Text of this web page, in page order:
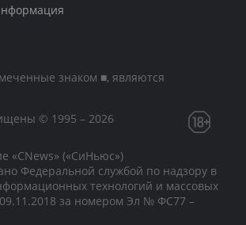
знаком ■, являются
© 1995 – 2026
«CNews» («СиНьюс»)
Федеральной службой по надзору в
технологий и массовых
за номером Эл № ФС77 –